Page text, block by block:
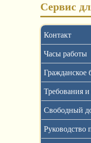
Сервис
Контакт
Часы работы
Гражданское
Требования
Свободный
Руководство